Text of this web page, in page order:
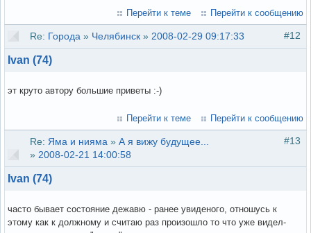
Перейти к теме Перейти к сообщению
#12
Re: Города » Челябинск » 2008-02-29 09:17:33
Ivan (74)
эт круто автору большие приветы :-)
Перейти к теме Перейти к сообщению
#13
Re: Яма и нияма » А я вижу будущее...
» 2008-02-21 14:00:58
Ivan (74)
часто бывает состояние дежавю - ранее увиденого, отношусь к
этому как к должному и считаю раз произошло то что уже видел-